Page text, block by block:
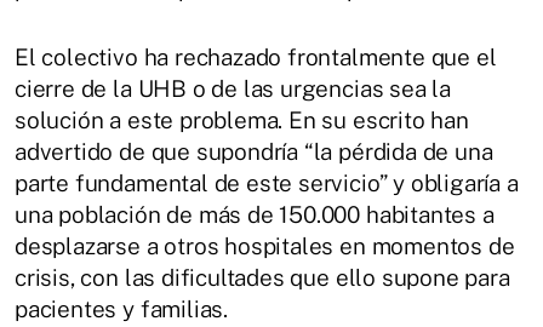
El colectivo ha rechazado frontalmente que el
cierre de la UHB o de las urgencias sea la
solución a este problema. En su escrito han
advertido de que supondría “la pérdida de una
parte fundamental de este servicio” y obligaría a
una población de más de 150.000 habitantes a
desplazarse a otros hospitales en momentos de
crisis, con las dificultades que ello supone para
pacientes y familias.